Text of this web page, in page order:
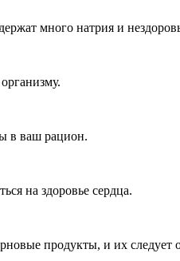
много натрия и
в ваш рацион.
на здоровье сердца.
продукты, и их следует